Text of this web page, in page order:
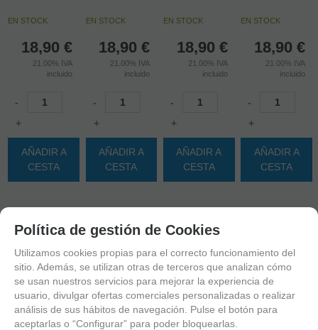
EN STOCK
18,90 €
21.00% IVA
incluido
-
+
AÑADIR A
CESTA
EN STOCK
18,90 €
21.00% IVA
incluido
-
+
AÑADIR A
CESTA
EN STOCK
18,90 €
21.00% IVA
incluido
-
+
AÑADIR A
CESTA
EN STOCK
18,90 €
21.00% IVA
incluido
-
+
AÑADIR A
CESTA
Política de gestión de Cookies
Utilizamos cookies propias para el correcto funcionamiento del
sitio. Además, se utilizan otras de terceros que analizan cómo
se usan nuestros servicios para mejorar la experiencia de
usuario, divulgar ofertas comerciales personalizadas o realizar
análisis de sus hábitos de navegación. Pulse el botón para
aceptarlas o “Configurar” para poder bloquearlas.